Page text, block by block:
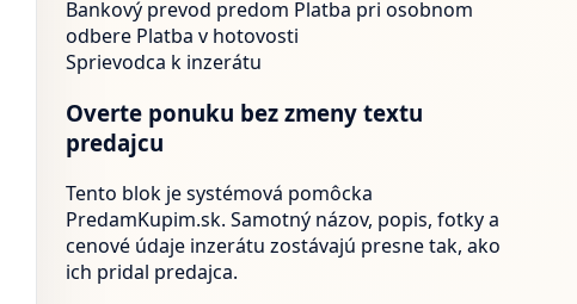
Bankový prevod predom Platba pri osobnom
odbere Platba v hotovosti
Sprievodca k inzerátu
Overte ponuku bez zmeny textu
predajcu
Tento blok je systémová pomôcka
PredamKupim.sk. Samotný názov, popis, fotky a
cenové údaje inzerátu zostávajú presne tak, ako
ich pridal predajca.